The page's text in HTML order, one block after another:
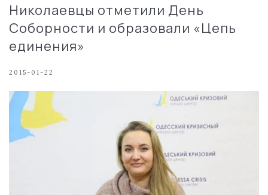
Николаевцы отметили День
Соборности и образовали «Цепь
единения»
2015-01-22